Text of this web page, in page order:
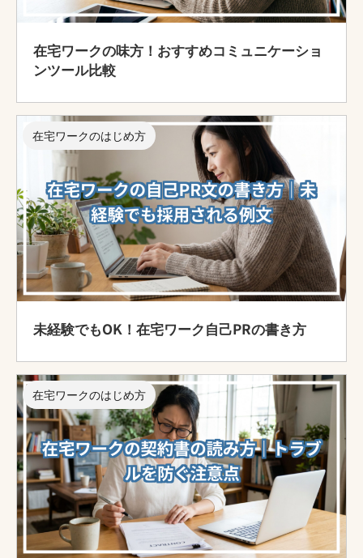
在宅ワークの味方！おすすめコミュニケーショ
ンツール比較
在宅ワークのはじめ方
未経験でもOK！在宅ワーク自己PRの書き方
在宅ワークのはじめ方